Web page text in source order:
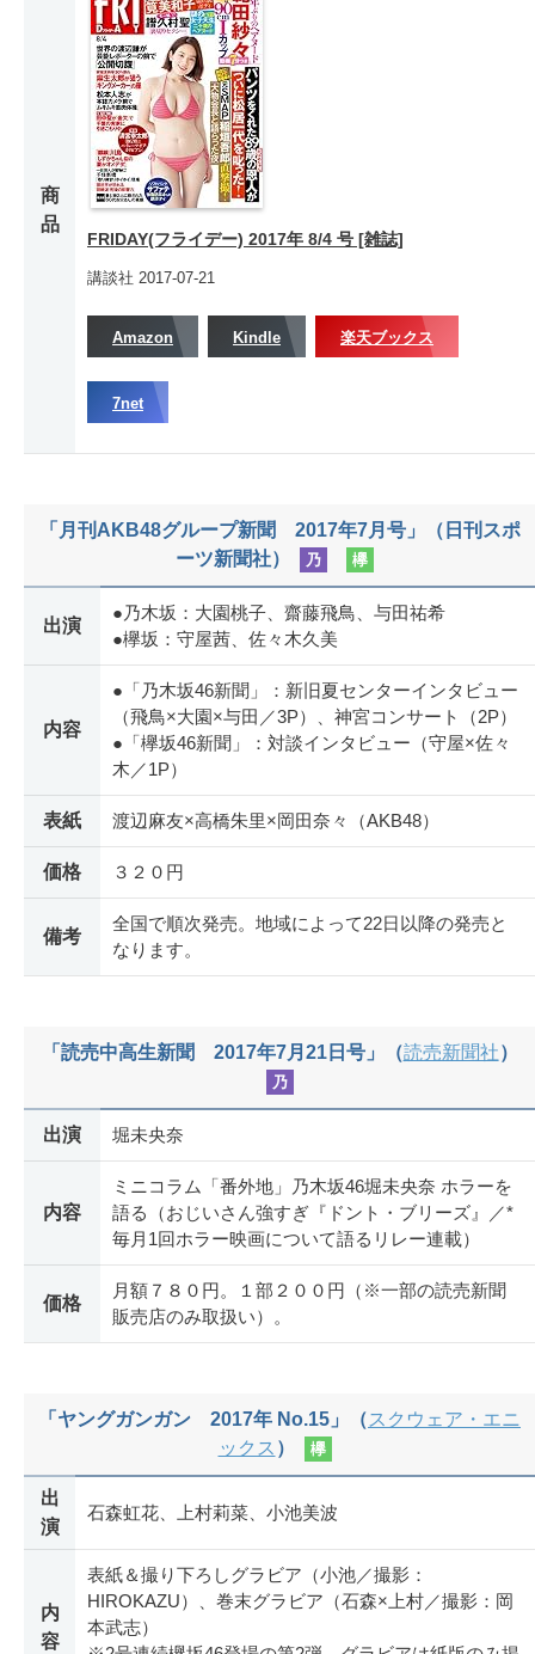
商
品
FRIDAY(フライデー) 2017年 8/4 号 [雑誌]
講談社 2017-07-21
Amazon Kindle 楽天ブックス
7net
「月刊AKB48グループ新聞 2017年7月号」（日刊スポ
ーツ新聞社）
乃 欅
出演
●乃木坂：大園桃子、齋藤飛鳥、与田祐希
●欅坂：守屋茜、佐々木久美
内容
●「乃木坂46新聞」：新旧夏センターインタビュー
（飛鳥×大園×与田／3P）、神宮コンサート（2P）
●「欅坂46新聞」：対談インタビュー（守屋×佐々
木／1P）
表紙 渡辺麻友×高橋朱里×岡田奈々（AKB48）
価格 ３２０円
備考
全国で順次発売。地域によって22日以降の発売と
なります。
「読売中高生新聞 2017年7月21日号」（読売新聞社）
乃
出演 堀未央奈
内容
ミニコラム「番外地」乃木坂46堀未央奈 ホラーを
語る（おじいさん強すぎ『ドント・ブリーズ』／*
毎月1回ホラー映画について語るリレー連載）
価格
月額７８０円。１部２００円（※一部の読売新聞
販売店のみ取扱い）。
「ヤングガンガン 2017年 No.15」（スクウェア・エニ
ックス ） 欅
出
演
石森虹花、上村莉菜、小池美波
内
容
表紙＆撮り下ろしグラビア（小池／撮影：
HIROKAZU）、巻末グラビア（石森×上村／撮影：岡
本武志）